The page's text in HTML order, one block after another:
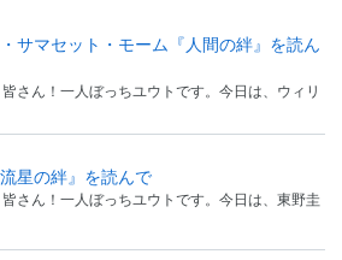
サマセット・モーム『人間の絆』を読ん
さん！一人ぼっちユウトです。今日は、ウィリ
星の絆』を読んで
皆さん！一人ぼっちユウトです。今日は、東野圭